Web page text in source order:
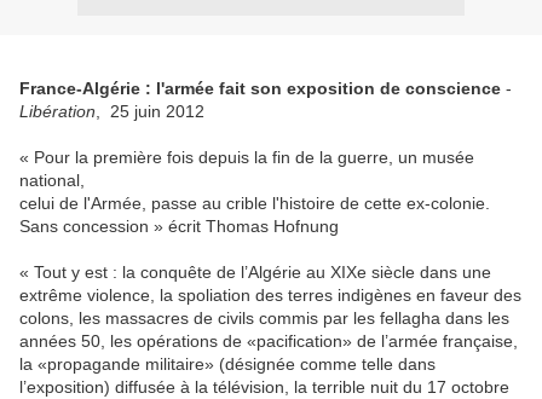
France-Algérie : l'armée fait son exposition de conscience -
Libération , 25 juin 2012
« Pour la première fois depuis la fin de la guerre, un musée
national,
celui de l'Armée, passe au crible l'histoire de cette ex-colonie.
Sans concession » écrit Thomas Hofnung
« Tout y est : la conquête de l’Algérie au XIXe siècle dans une
extrême violence, la spoliation des terres indigènes en faveur des
colons, les massacres de civils commis par les fellagha dans les
années 50, les opérations de «pacification» de l’armée française,
la «propagande militaire» (désignée comme telle dans
l’exposition) diffusée à la télévision, la terrible nuit du 17 octobre